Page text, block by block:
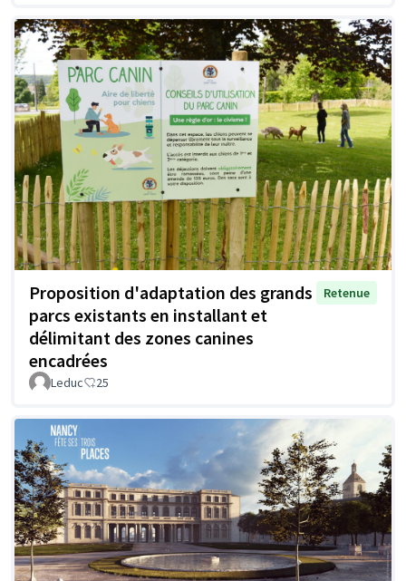
Proposition d'adaptation des grands
parcs existants en installant et
délimitant des zones canines
encadrées
Retenue
Leduc 25